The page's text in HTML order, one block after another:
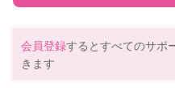
お子様の撮影
（定期特典）
対応
会員登録するとすべてのサポ
きます